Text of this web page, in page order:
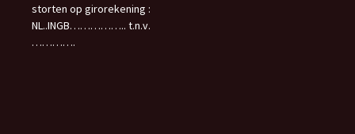
storten op girorekening :
NL..INGB…………….. t.n.v.
………….